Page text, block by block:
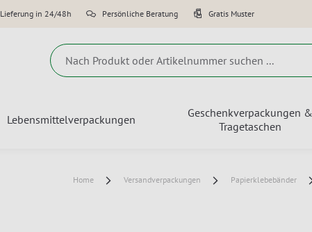
Lieferung in 24/48h Persönliche Beratung Gratis Muster
Lebensmittelverpackungen
Geschenkverpackungen &
Tragetaschen
Home Versandverpackungen Papierklebebänder